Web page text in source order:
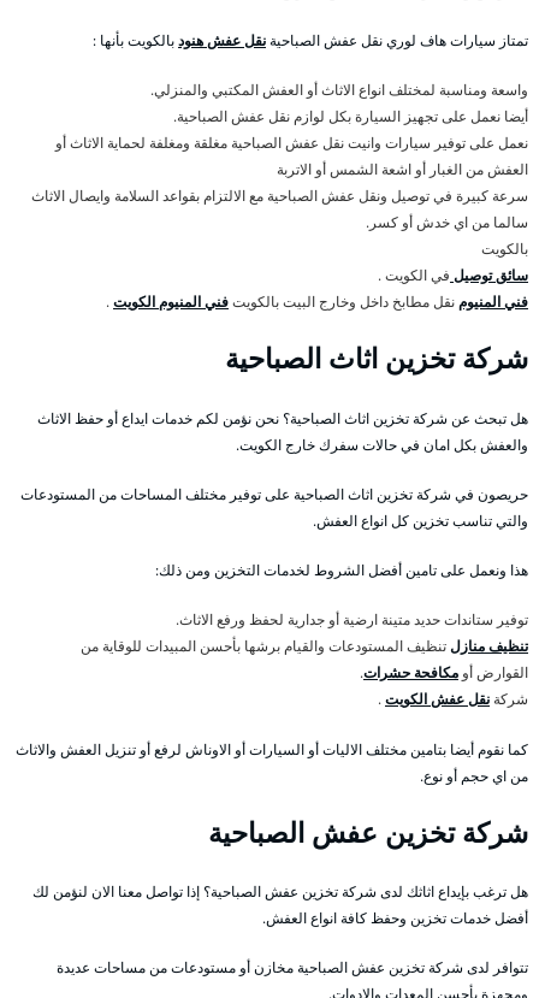
تمتاز سيارات هاف لوري نقل عفش الصباحيةنقل عفش هنودبالكويت بأنها :
واسعة ومناسبة لمختلف انواع الاثاث أو العفش المكتبي والمنزلي.
أيضا نعمل على تجهيز السيارة بكل لوازم نقل عفش الصباحية.
نعمل على توفير سيارات وانيت نقل عفش الصباحية مغلقة ومغلفة لحماية الاثاث أو
العفش من الغبار أو اشعة الشمس أو الاتربة
سرعة كبيرة في توصيل ونقل عفش الصباحية مع الالتزام بقواعد السلامة وايصال الاثاث
سالما من اي خدش أو كسر.
بالكويت
سائق توصيل في الكويت .
فني المنيومنقل مطابخ داخل وخارج البيت بالكويتفني المنيوم الكويت.
شركة تخزين اثاث الصباحية
هل تبحث عن شركة تخزين اثاث الصباحية؟ نحن نؤمن لكم خدمات ايداع أو حفظ الاثاث
والعفش بكل امان في حالات سفرك خارج الكويت.
حريصون في شركة تخزين اثاث الصباحية على توفير مختلف المساحات من المستودعات
والتي تناسب تخزين كل انواع العفش.
هذا ونعمل على تامين أفضل الشروط لخدمات التخزين ومن ذلك:
توفير ستاندات حديد متينة ارضية أو جدارية لحفظ ورفع الاثاث.
تنظيف منازلتنظيف المستودعات والقيام برشها بأحسن المبيدات للوقاية من
القوارض أو مكافحة حشرات.
شركة نقل عفش الكويت.
كما نقوم أيضا بتامين مختلف الاليات أو السيارات أو الاوناش لرفع أو تنزيل العفش والاثاث
من اي حجم أو نوع.
شركة تخزين عفش الصباحية
هل ترغب بإيداع اثاثك لدى شركة تخزين عفش الصباحية؟ إذا تواصل معنا الان لنؤمن لك
أفضل خدمات تخزين وحفظ كافة انواع العفش.
تتوافر لدى شركة تخزين عفش الصباحية مخازن أو مستودعات من مساحات عديدة